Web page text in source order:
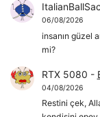
06/08/2026
insanın güzel
mi?
RTX 5080 -
04/08/2026
Restini çek,